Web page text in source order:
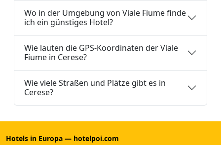
Wo in der Umgebung von Viale Fiume finde
ich ein günstiges Hotel?
Wie lauten die GPS-Koordinaten der Viale
Fiume in Cerese?
Wie viele Straßen und Plätze gibt es in
Cerese?
Hotels in Europa — hotelpoi.com